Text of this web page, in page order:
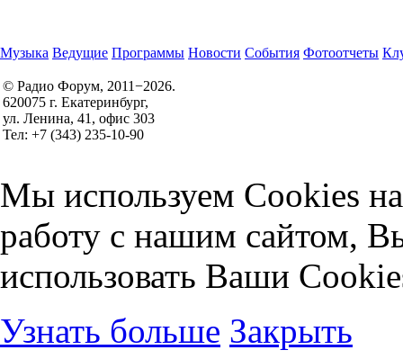
Музыка Ведущие Программы Новости События Фотоотчеты
© Радио Форум, 2011−2026.
620075 г. Екатеринбург,
ул. Ленина, 41, офис 303
Тел: +7 (343) 235-10-90
Мы используем Cookies
работу с нашим сайтом,
использовать Ваши
Узнать больше Закрыть